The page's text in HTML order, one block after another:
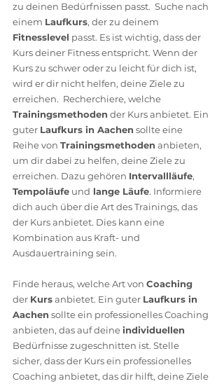
zu deinen Bedürfnissen passt.  Suche nach
einem Laufkurs, der zu deinem
Fitnesslevel passt. Es ist wichtig, dass der
Kurs deiner Fitness entspricht. Wenn der
Kurs zu schwer oder zu leicht für dich ist,
wird er dir nicht helfen, deine Ziele zu
erreichen.  Recherchiere, welche
Trainingsmethoden der Kurs anbietet. Ein
guter Laufkurs in Aachen sollte eine
Reihe von Trainingsmethoden anbieten,
um dir dabei zu helfen, deine Ziele zu
erreichen. Dazu gehören Intervallläufe,
Tempoläufe und lange Läufe. Informiere
dich auch über die Art des Trainings, das
der Kurs anbietet. Dies kann eine
Kombination aus Kraft- und
Ausdauertraining sein.
Finde heraus, welche Art von Coaching
der Kurs anbietet. Ein guter Laufkurs in
Aachen sollte ein professionelles Coaching
anbieten, das auf deine individuellen
Bedürfnisse zugeschnitten ist. Stelle
sicher, dass der Kurs ein professionelles
Coaching anbietet, das dir hilft, deine Ziele